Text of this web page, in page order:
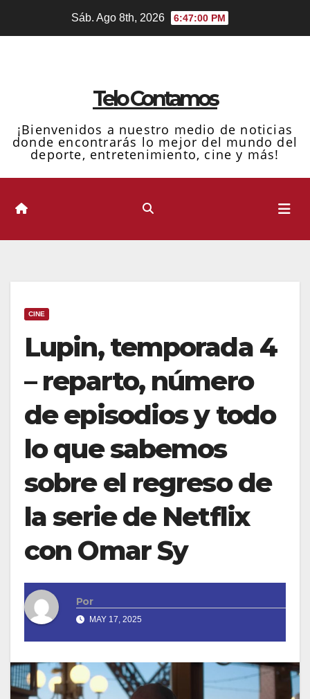
Sáb. Ago 8th, 2026 6:47:01 PM
Telo Contamos
¡Bienvenidos a nuestro medio de noticias
donde encontrarás lo mejor del mundo del
deporte, entretenimiento, cine y más!
CINE
Lupin, temporada 4
– reparto, número
de episodios y todo
lo que sabemos
sobre el regreso de
la serie de Netflix
con Omar Sy
Por
MAY 17, 2025